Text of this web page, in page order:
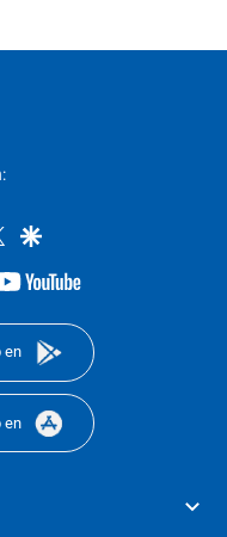
twittergoogle
youtube-
en
en